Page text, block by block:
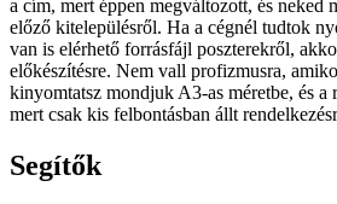
a cím, mert éppen megváltozott, és neked
előző kitelepülésről. Ha a cégnél tudtok
van is elérhető forrásfájl poszterekről,
előkészítésre. Nem vall profizmusra,
kinyomtatsz mondjuk A3-as méretbe, és a
mert csak kis felbontásban állt
Segítők